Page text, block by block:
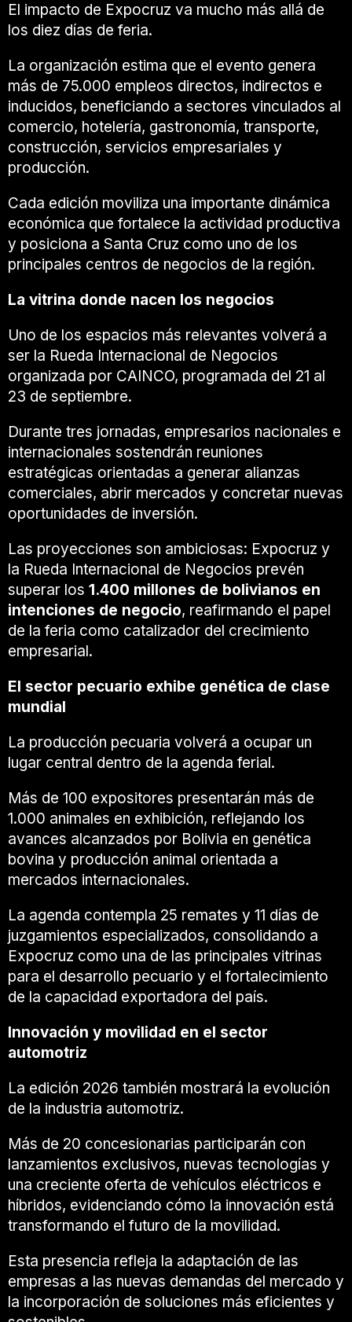
El impacto de Expocruz va mucho más allá de
los diez días de feria.
La organización estima que el evento genera
más de 75.000 empleos directos, indirectos e
inducidos, beneficiando a sectores vinculados al
comercio, hotelería, gastronomía, transporte,
construcción, servicios empresariales y
producción.
Cada edición moviliza una importante dinámica
económica que fortalece la actividad productiva
y posiciona a Santa Cruz como uno de los
principales centros de negocios de la región.
La vitrina donde nacen los negocios
Uno de los espacios más relevantes volverá a
ser la Rueda Internacional de Negocios
organizada por CAINCO, programada del 21 al
23 de septiembre.
Durante tres jornadas, empresarios nacionales e
internacionales sostendrán reuniones
estratégicas orientadas a generar alianzas
comerciales, abrir mercados y concretar nuevas
oportunidades de inversión.
Las proyecciones son ambiciosas: Expocruz y
la Rueda Internacional de Negocios prevén
superar los 1.400 millones de bolivianos en
intenciones de negocio, reafirmando el papel
de la feria como catalizador del crecimiento
empresarial.
El sector pecuario exhibe genética de clase
mundial
La producción pecuaria volverá a ocupar un
lugar central dentro de la agenda ferial.
Más de 100 expositores presentarán más de
1.000 animales en exhibición, reflejando los
avances alcanzados por Bolivia en genética
bovina y producción animal orientada a
mercados internacionales.
La agenda contempla 25 remates y 11 días de
juzgamientos especializados, consolidando a
Expocruz como una de las principales vitrinas
para el desarrollo pecuario y el fortalecimiento
de la capacidad exportadora del país.
Innovación y movilidad en el sector
automotriz
La edición 2026 también mostrará la evolución
de la industria automotriz.
Más de 20 concesionarias participarán con
lanzamientos exclusivos, nuevas tecnologías y
una creciente oferta de vehículos eléctricos e
híbridos, evidenciando cómo la innovación está
transformando el futuro de la movilidad.
Esta presencia refleja la adaptación de las
empresas a las nuevas demandas del mercado y
la incorporación de soluciones más eficientes y